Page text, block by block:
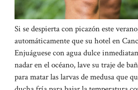
Si se despierta con picazón este
automáticamente que su hotel en
Enjuáguese con agua dulce
nadar en el océano, lave su traje de
para matar las larvas de medusa que